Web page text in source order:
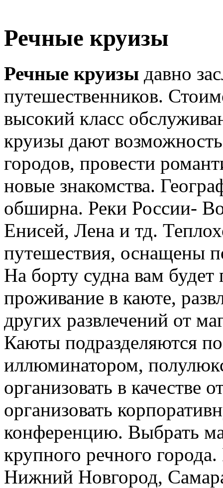
Речные круизы
Речные круизы давно
путешественников.
высокий класс
круизы дают
городов, провести
новые знакомства.
обширна. Реки России-
Енисей, Лена и тд.
путешествия, оснащены
На борту судна вам
проживание в каюте,
других развлечений от
Каюты подразделяются
иллюминатором,
организовать в качестве
организовать
конференцию. Выбрать
крупного речного
Нижний Новгород,